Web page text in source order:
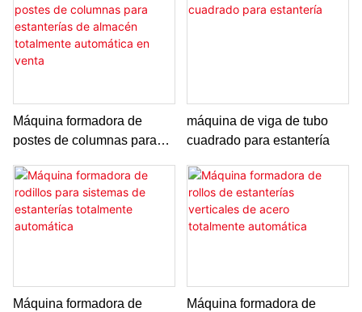
Máquina formadora de
postes de columnas para
totalmente automática en
venta
máquina de viga de tubo
cuadrado para estantería
Máquina formadora de
Máquina formadora de